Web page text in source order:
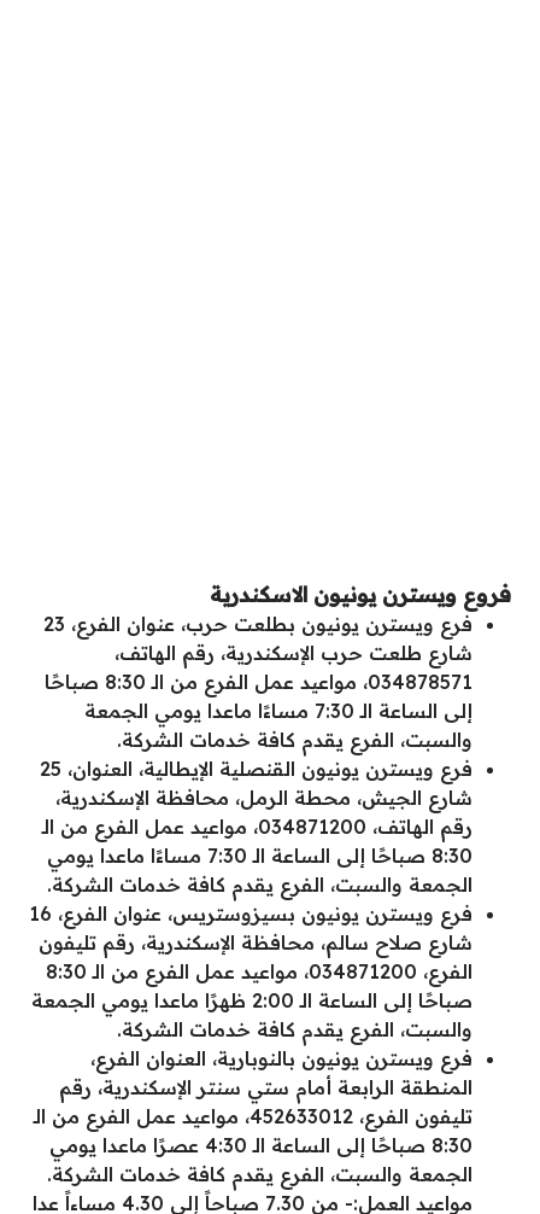
فروع ويسترن يونيون الاسكندرية
فرع ويسترن يونيون بطلعت حرب، عنوان الفرع، 23
شارع طلعت حرب الإسكندرية، رقم الهاتف،
034878571، مواعيد عمل الفرع من الـ 8:30 صباحًا
إلى الساعة الـ 7:30 مساءًا ماعدا يومي الجمعة
والسبت، الفرع يقدم كافة خدمات الشركة.
فرع ويسترن يونيون القنصلية الإيطالية، العنوان، 25
شارع الجيش، محطة الرمل، محافظة الإسكندرية،
رقم الهاتف، 034871200، مواعيد عمل الفرع من الـ
8:30 صباحًا إلى الساعة الـ 7:30 مساءًا ماعدا يومي
الجمعة والسبت، الفرع يقدم كافة خدمات الشركة.
فرع ويسترن يونيون بسيزوستريس، عنوان الفرع، 16
شارع صلاح سالم، محافظة الإسكندرية، رقم تليفون
الفرع، 034871200، مواعيد عمل الفرع من الـ 8:30
صباحًا إلى الساعة الـ 2:00 ظهرًا ماعدا يومي الجمعة
والسبت، الفرع يقدم كافة خدمات الشركة.
فرع ويسترن يونيون بالنوبارية، العنوان الفرع،
المنطقة الرابعة أمام ستي سنتر الإسكندرية، رقم
تليفون الفرع، 452633012، مواعيد عمل الفرع من الـ
8:30 صباحًا إلى الساعة الـ 4:30 عصرًا ماعدا يومي
الجمعة والسبت، الفرع يقدم كافة خدمات الشركة.
مواعيد العمل:- من 7.30 صباحاً إلى 4.30 مساءاً عدا